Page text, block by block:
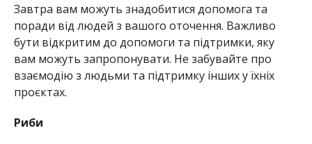
Завтра вам можуть знадобитися допомога та
поради від людей з вашого оточення. Важливо
бути відкритим до допомоги та підтримки, яку
вам можуть запропонувати. Не забувайте про
взаємодію з людьми та підтримку інших у їхніх
проєктах.
Риби